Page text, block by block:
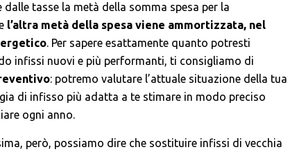
dalle tasse la metà della somma spesa per la
l’altra metà della spesa viene ammortizzata, nel
. Per sapere esattamente quanto potresti
infissi nuovi e più performanti, ti consigliamo di
: potremo valutare l’attuale situazione della tua
di infisso più adatta a te stimare in modo preciso
ogni anno.
però, possiamo dire che sostituire infissi di vecchia